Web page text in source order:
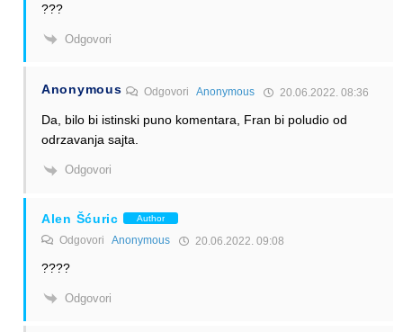
???
Odgovori
Anonymous OdgovoriAnonymous 20.06.2022. 08:36
Da, bilo bi istinski puno komentara, Fran bi poludio od
odrzavanja sajta.
Odgovori
Alen Šćuric Author
Odgovori Anonymous 20.06.2022. 09:08
????
Odgovori